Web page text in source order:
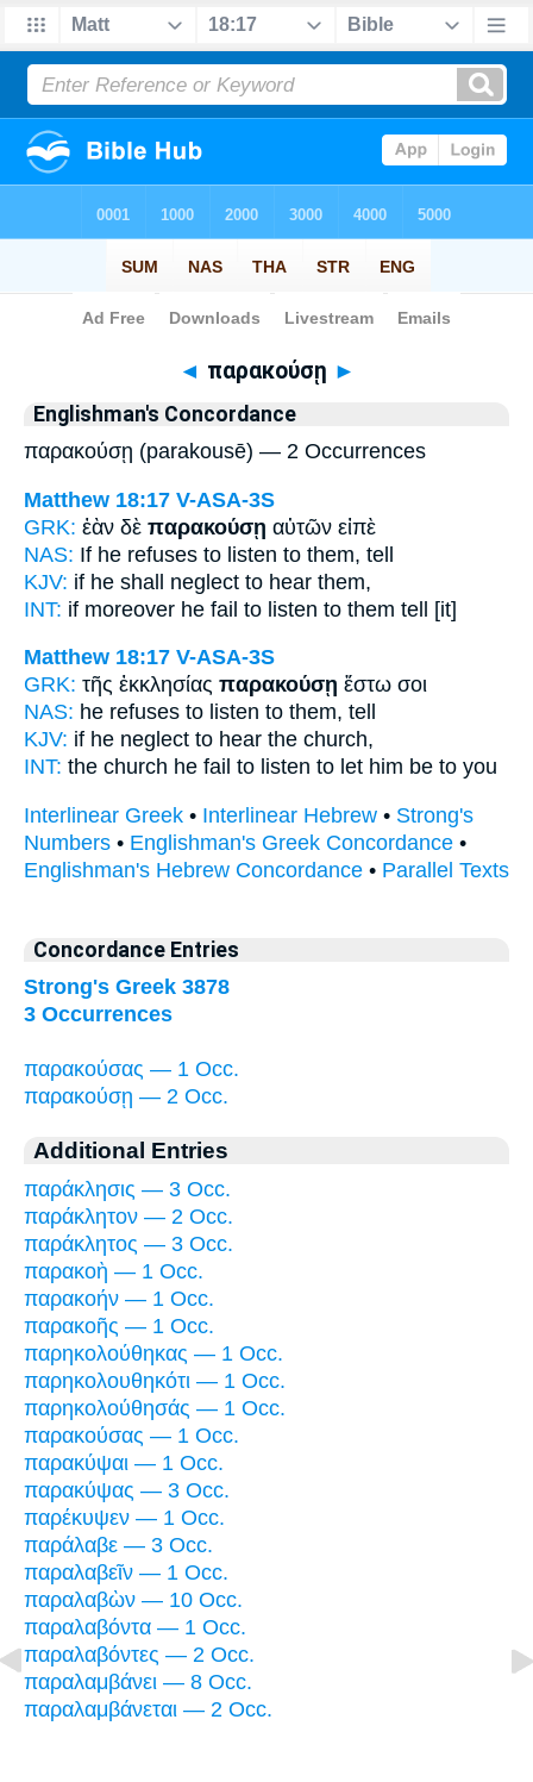
Bible>Strong's > Greek
◄ παρακούσῃ ►
Englishman's Concordance
παρακούσῃ (parakousē) — 2 Occurrences
Matthew 18:17 V-ASA-3S
GRK: ἐὰν δὲ παρακούσῃ αὐτῶν εἰπὲ
NAS: If he refuses to listen to them, tell
KJV: if he shall neglect to hear them,
INT: if moreover he fail to listen to them tell [it]
Matthew 18:17 V-ASA-3S
GRK: τῆς ἐκκλησίας παρακούσῃ ἔστω σοι
NAS: he refuses to listen to them, tell
KJV: if he neglect to hear the church,
INT: the church he fail to listen to let him be to you
Interlinear Greek • Interlinear Hebrew • Strong's
Numbers • Englishman's Greek Concordance •
Englishman's Hebrew Concordance • Parallel Texts
Concordance Entries
Strong's Greek 3878
3 Occurrences
παρακούσας — 1 Occ.
παρακούσῃ — 2 Occ.
Additional Entries
παράκλησις — 3 Occ.
παράκλητον — 2 Occ.
παράκλητος — 3 Occ.
παρακοὴ — 1 Occ.
παρακοήν — 1 Occ.
παρακοῆς — 1 Occ.
παρηκολούθηκας — 1 Occ.
παρηκολουθηκότι — 1 Occ.
παρηκολούθησάς — 1 Occ.
παρακούσας — 1 Occ.
παρακύψαι — 1 Occ.
παρακύψας — 3 Occ.
παρέκυψεν — 1 Occ.
παράλαβε — 3 Occ.
παραλαβεῖν — 1 Occ.
παραλαβὼν — 10 Occ.
παραλαβόντα — 1 Occ.
παραλαβόντες — 2 Occ.
παραλαμβάνει — 8 Occ.
παραλαμβάνεται — 2 Occ.